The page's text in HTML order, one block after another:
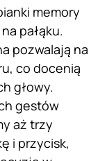
memory
pałąku.
pozwalają na
co docenią
głowy.
gestów
aż trzy
i przycisk,